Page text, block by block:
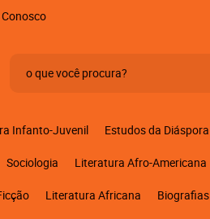
Conosco
Infanto-Juvenil Estudos da Diáspora
Sociologia Literatura Afro-Americana
Literatura Africana Biografias